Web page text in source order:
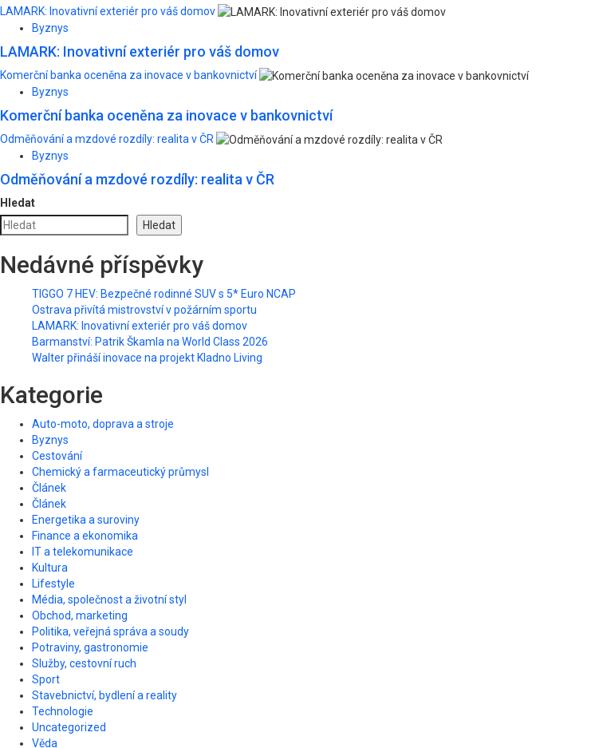
LAMARK: Inovativní exteriér pro váš domov
Byznys
LAMARK: Inovativní exteriér pro váš domov
Komerční banka oceněna za inovace v bankovnictví
Byznys
Komerční banka oceněna za inovace v bankovnictví
Odměňování a mzdové rozdíly: realita v ČR
Byznys
Odměňování a mzdové rozdíly: realita v ČR
Hledat
Hledat
Nedávné příspěvky
TIGGO 7 HEV: Bezpečné rodinné SUV s 5* Euro NCAP
Ostrava přivítá mistrovství v požárním sportu
LAMARK: Inovativní exteriér pro váš domov
Barmanství: Patrik Škamla na World Class 2026
Walter přináší inovace na projekt Kladno Living
Kategorie
Auto-moto, doprava a stroje
Byznys
Cestování
Chemický a farmaceutický průmysl
Článek
Článek
Energetika a suroviny
Finance a ekonomika
IT a telekomunikace
Kultura
Lifestyle
Média, společnost a životní styl
Obchod, marketing
Politika, veřejná správa a soudy
Potraviny, gastronomie
Služby, cestovní ruch
Sport
Stavebnictví, bydlení a reality
Technologie
Uncategorized
Věda